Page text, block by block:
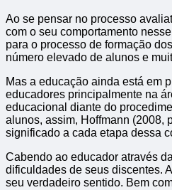
Ao se pensar no processo
com o seu comportamento
para o processo de formação
número elevado de alunos e
Mas a educação ainda está em
educadores principalmente na
educacional diante do
alunos, assim, Hoffmann (2008,
significado a cada etapa dessa
Cabendo ao educador através
dificuldades de seus discentes.
seu verdadeiro sentido. Bem